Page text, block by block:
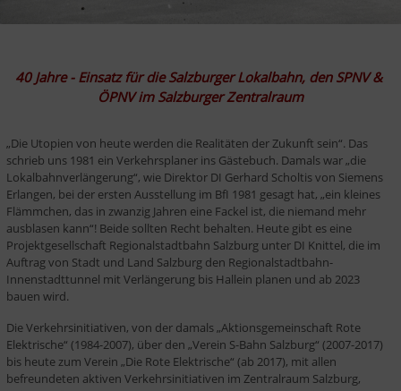
40 Jahre - Einsatz für die Salzburger Lokalbahn, den SPNV &
ÖPNV im Salzburger Zentralraum
„Die Utopien von heute werden die Realitäten der Zukunft sein“. Das
schrieb uns 1981 ein Ver­kehrs­pla­ner ins Gästebuch. Damals war „die
Lokalbahnverlängerung“, wie Direktor DI Gerhard Scholtis von Siemens
Erlangen, bei der ersten Ausstellung im BfI 1981 gesagt hat, „ein kleines
Flämmchen, das in zwanzig Jahren eine Fackel ist, die niemand mehr
ausblasen kann“! Beide sollten Recht behalten. Heu­te gibt es eine
Projektgesellschaft Regionalstadtbahn Salzburg unter DI Knittel, die im
Auftrag von Stadt und Land Salzburg den Regionalstadtbahn-
Innenstadttunnel mit Verlängerung bis Hallein pla­nen und ab 2023
bauen wird.
Die Verkehrsinitiativen, von der damals „Aktionsgemeinschaft Rote
Elektrische“ (1984-2007), über den „Verein S-Bahn Salzburg“ (2007-2017)
bis heute zum Verein „Die Rote Elektrische“ (ab 2017), mit allen
befreundeten aktiven Verkehrsinitiativen im Zentralraum Salzburg,